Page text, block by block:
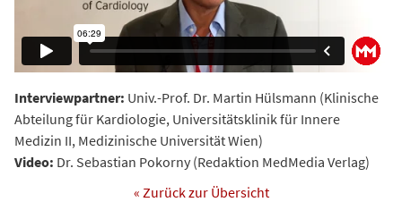
Interviewpartner: Univ.-Prof. Dr. Martin Hülsmann (Klinische
Abteilung für Kardiologie, Universitätsklinik für Innere
Medizin II, Medizinische Universität Wien)
Video: Dr. Sebastian Pokorny (Redaktion MedMedia Verlag)
« Zurück zur Übersicht